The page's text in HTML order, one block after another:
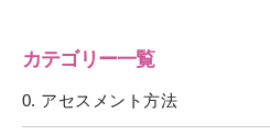
カテゴリー一覧
0. アセスメント方法